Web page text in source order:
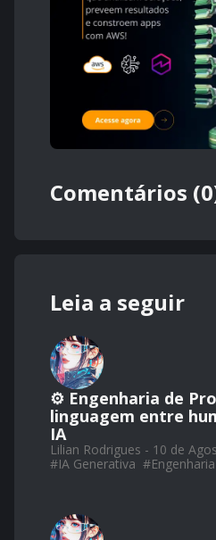
Comentários
Leia a seguir
⚙️ Engenharia de
linguagem entre
IA
Lilian Rodrigues - 10 de
#IA Generativa #